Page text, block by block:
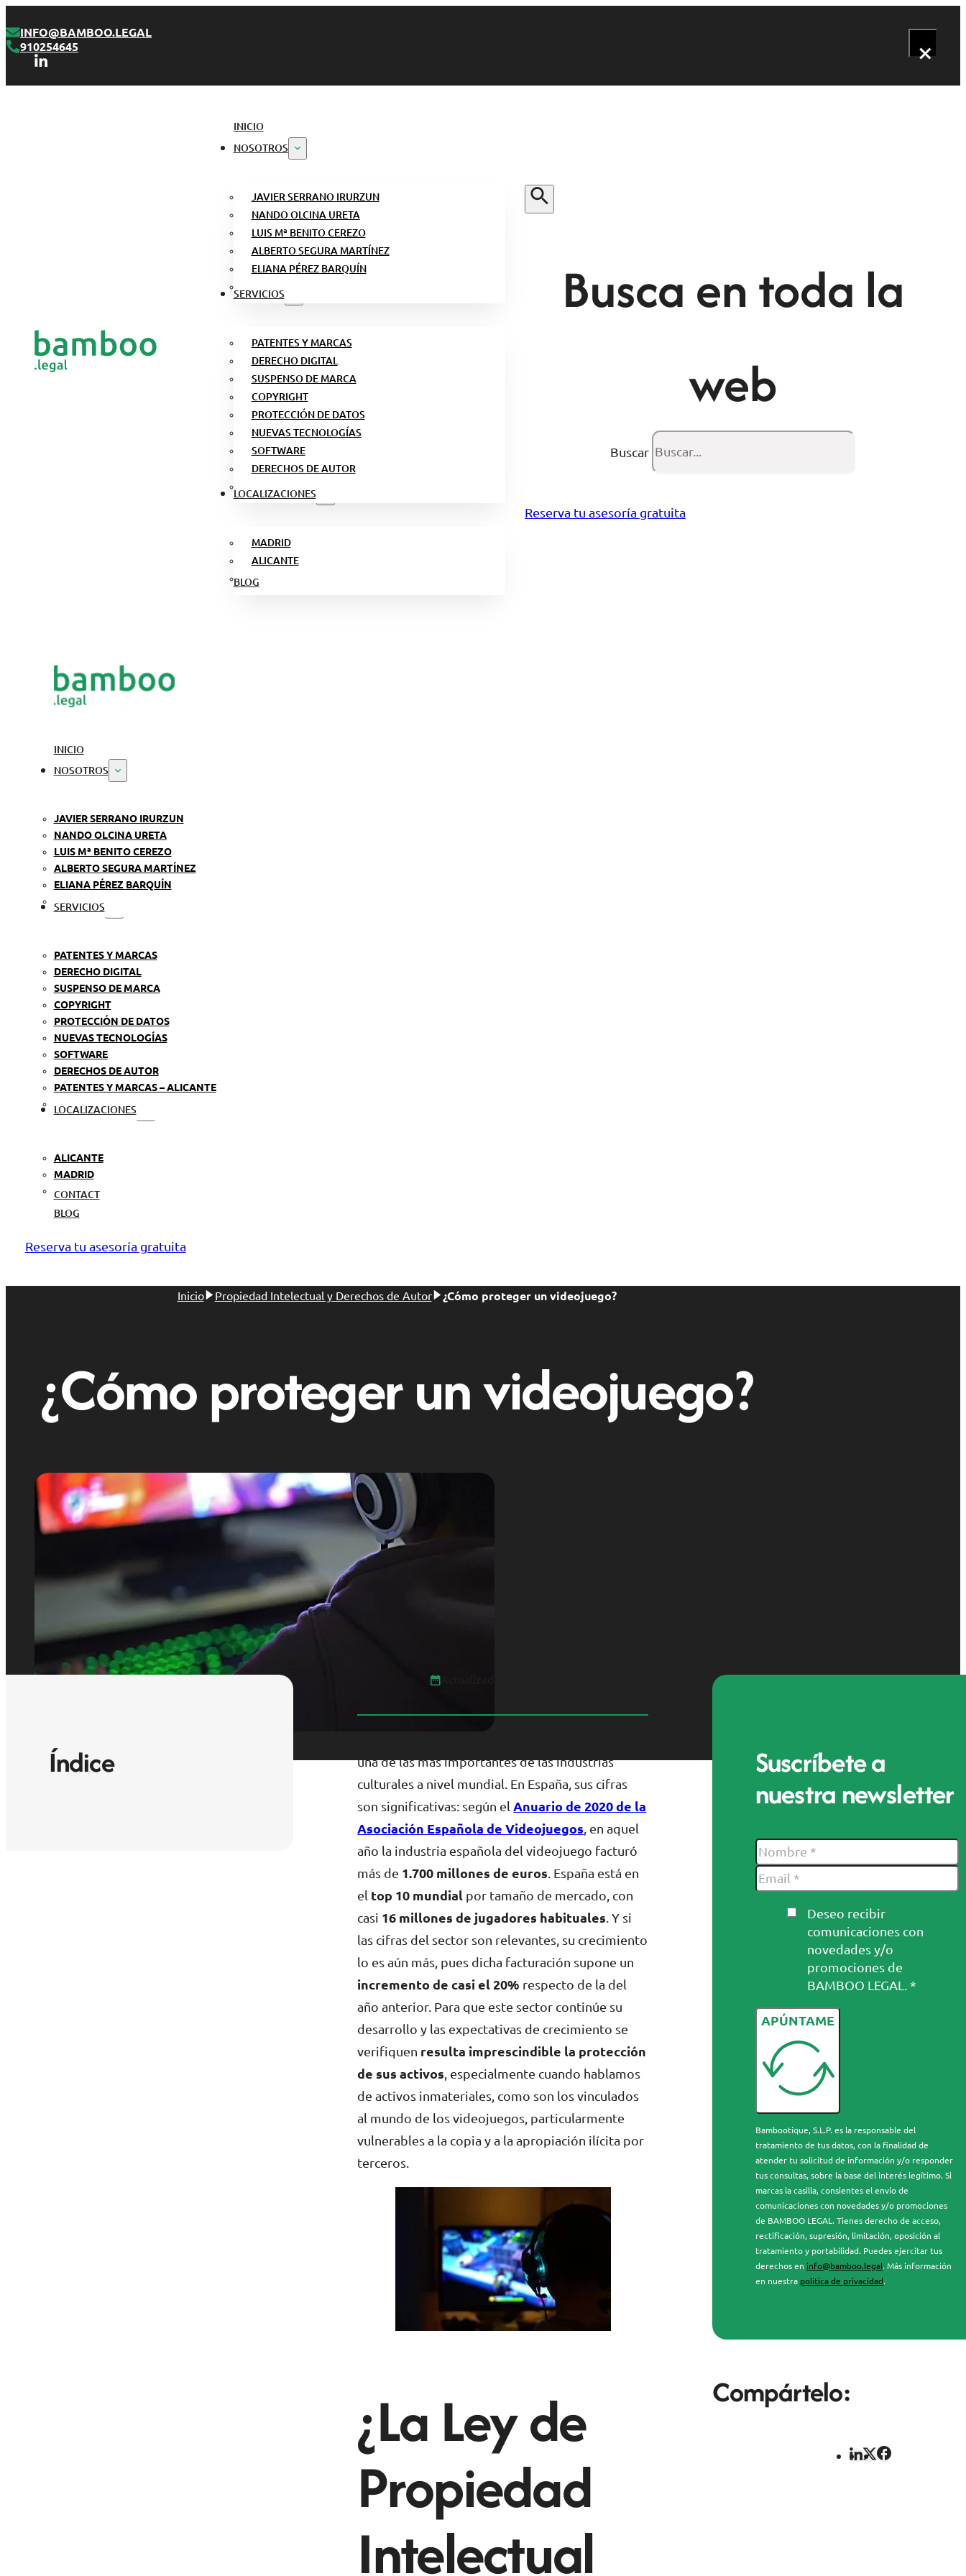
INFO@BAMBOO.LEGAL
910254645
INICIO
NOSOTROS
JAVIER SERRANO IRURZUN
NANDO OLCINA URETA
LUIS Mª BENITO CEREZO
ALBERTO SEGURA MARTÍNEZ
ELIANA PÉREZ BARQUÍN
SERVICIOS
PATENTES Y MARCAS
DERECHO DIGITAL
SUSPENSO DE MARCA
COPYRIGHT
PROTECCIÓN DE DATOS
NUEVAS TECNOLOGÍAS
SOFTWARE
DERECHOS DE AUTOR
LOCALIZACIONES
MADRID
ALICANTE
BLOG
Busca en toda la
web
Buscar
×
Reserva tu asesoría gratuita
INICIO
NOSOTROS
JAVIER SERRANO IRURZUN
NANDO OLCINA URETA
LUIS Mª BENITO CEREZO
ALBERTO SEGURA MARTÍNEZ
ELIANA PÉREZ BARQUÍN
SERVICIOS
PATENTES Y MARCAS
DERECHO DIGITAL
SUSPENSO DE MARCA
COPYRIGHT
PROTECCIÓN DE DATOS
NUEVAS TECNOLOGÍAS
SOFTWARE
DERECHOS DE AUTOR
PATENTES Y MARCAS – ALICANTE
LOCALIZACIONES
ALICANTE
MADRID
CONTACT
BLOG
Reserva tu asesoría gratuita
Inicio Propiedad Intelectual y Derechos de Autor ¿Cómo proteger un videojuego?
¿Cómo proteger un videojuego?
Índice
Actualizado el 01/03/2022
una de las más importantes de las industrias
culturales a nivel mundial. En España, sus cifras
son significativas: según elAnuario de 2020 de la
Asociación Española de Videojuegos, en aquel
año la industria española del videojuego facturó
más de 1.700 millones de euros. España está en
el top 10 mundial por tamaño de mercado, con
casi 16 millones de jugadores habituales. Y si
las cifras del sector son relevantes, su crecimiento
lo es aún más, pues dicha facturación supone un
incremento de casi el 20% respecto de la del
año anterior. Para que este sector continúe su
desarrollo y las expectativas de crecimiento se
verifiquen resulta imprescindible la protección
de sus activos, especialmente cuando hablamos
de activos inmateriales, como son los vinculados
al mundo de los videojuegos, particularmente
vulnerables a la copia y a la apropiación ilícita por
terceros.
¿La Ley de
Propiedad
Intelectual
Suscríbete a
nuestra newsletter
Deseo recibir
comunicaciones con
novedades y/o
promociones de
BAMBOO LEGAL. *
APÚNTAME
Bambootique, S.L.P. es la responsable del
tratamiento de tus datos, con la finalidad de
atender tu solicitud de información y/o responder
tus consultas, sobre la base del interés legítimo. Si
marcas la casilla, consientes el envío de
comunicaciones con novedades y/o promociones
de BAMBOO LEGAL. Tienes derecho de acceso,
rectificación, supresión, limitación, oposición al
tratamiento y portabilidad. Puedes ejercitar tus
derechos en info@bamboo.legal . Más información
en nuestra política de privacidad
Compártelo: